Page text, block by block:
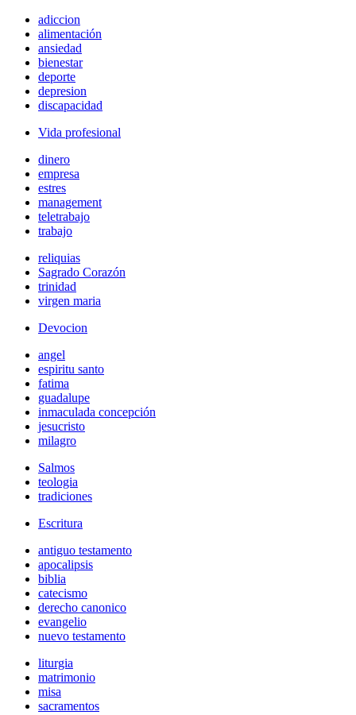
adiccion
alimentación
ansiedad
bienestar
deporte
depresion
discapacidad
Vida profesional
dinero
empresa
estres
management
teletrabajo
trabajo
reliquias
Sagrado Corazón
trinidad
virgen maria
Devocion
angel
espiritu santo
fatima
guadalupe
inmaculada concepción
jesucristo
milagro
Salmos
teologia
tradiciones
Escritura
antiguo testamento
apocalipsis
biblia
catecismo
derecho canonico
evangelio
nuevo testamento
liturgia
matrimonio
misa
sacramentos